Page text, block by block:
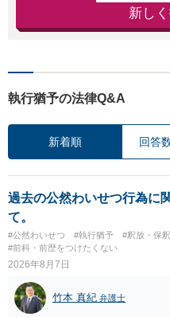
新し
執行猶予の法律Q&A
新着順 回答
過去の公然わいせつ行為に
て。
#公然わいせつ #執行猶予 #釈放・保釈
#前科・前歴をつけたくない
2026年8月7日
竹本 真紀 弁護士